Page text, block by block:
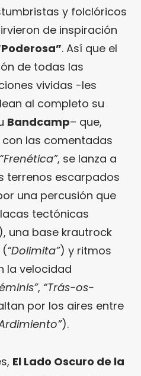
y folclóricos
de inspiración
. Así que el
de todas las
vividas -les
al completo su
Bandcamp– que,
las comentadas
“Frenética”, se lanza a
terrenos escarpados
una percusión que
tectónicas
una base krautrock
(“Dolimita”) y ritmos
la velocidad
, “Trás-os-
por los aires entre
).
El Lado Oscuro de la